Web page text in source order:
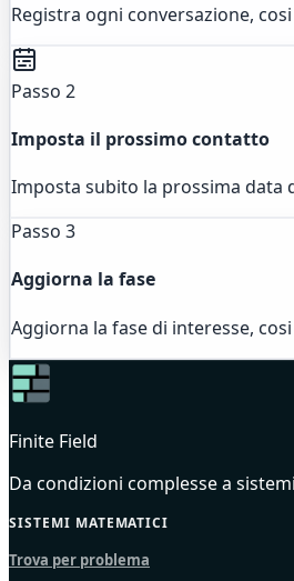
Registra ogni conversazione,
Passo 2
Imposta il prossimo contatto
Imposta subito la prossima data
Passo 3
Aggiorna la fase
Aggiorna la fase di interesse,
Finite Field
Da condizioni complesse a
SISTEMI MATEMATICI
Trova per problema